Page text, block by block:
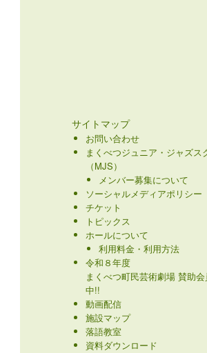
サイトマップ
お問い合わせ
まくべつジュニア・ジャズス
（MJS）
メンバー募集について
ソーシャルメディアポリシー
チケット
トピックス
ホールについて
利用料金・利用方法
令和８年度
まくべつ町民芸術劇場 賛助
中!!
動画配信
施設マップ
落語教室
資料ダウンロード